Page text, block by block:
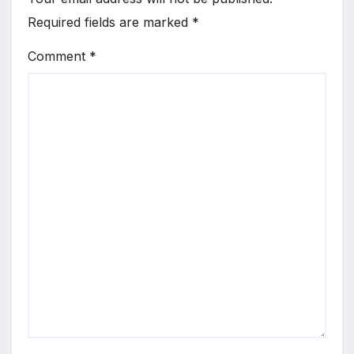
Required fields are marked *
Comment *